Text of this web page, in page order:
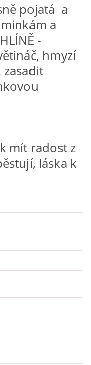
pojatá a
a
-
hmyzí
mít radost z
láska k